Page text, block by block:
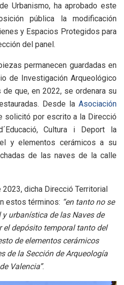
Urbanismo, ha aprobado este
pública la modificación
y Espacios Protegidos para
del panel.
permanecen guardadas en
de Investigación Arqueológico
que, en 2022, se ordenara su
Desde la Asociación
solicitó por escrito a la Direcció
Cultura i Deport la
y elementos cerámicos a su
de las naves de la calle
dicha Direcció Territorial
estos términos: “en tanto no se
urbanística de las Naves de
el depósito temporal tanto del
de elementos cerámicos
de la Sección de Arqueología
Valencia”.